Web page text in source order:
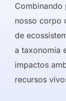
Combinando
nosso corpo
de
a taxonomia
impactos
recursos